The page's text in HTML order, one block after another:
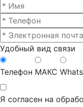
Удобный вид связи
Телефон МАКС
Я согласен на